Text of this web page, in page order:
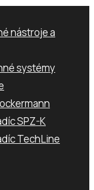
nástroje a
systémy
SPZ-K
TechLine